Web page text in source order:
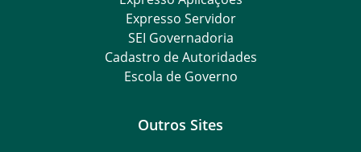
Expresso Servidor
SEI Governadoria
Cadastro de Autoridades
Escola de Governo
Outros Sites